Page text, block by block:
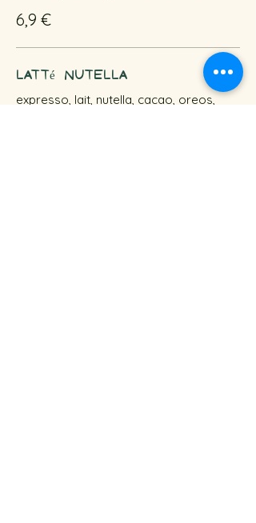
6,9 €
Latté Nutella
expresso, lait, nutella, cacao, oreos,